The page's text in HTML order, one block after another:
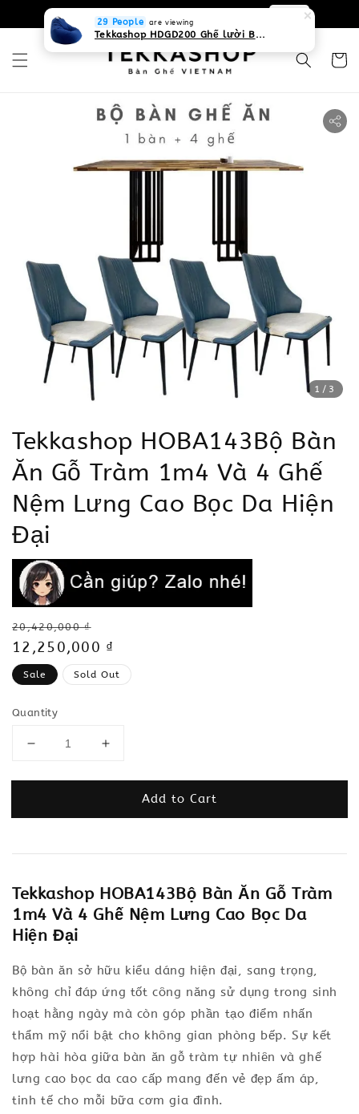
0931268840 Liên hệ với chúng tôi
1 /3
Tekkashop HOBA143Bộ Bàn
Ăn Gỗ Tràm 1m4 Và 4 Ghế
Nệm Lưng Cao Bọc Da Hiện
Đại
Regular
price
20,420,000 ₫
Sale
price
12,250,000 ₫
Sale Sold Out
Quantity
Add to Cart
Tekkashop HOBA143Bộ Bàn Ăn Gỗ Tràm
1m4 Và 4 Ghế Nệm Lưng Cao Bọc Da
Hiện Đại
Bộ bàn ăn sở hữu kiểu dáng hiện đại, sang trọng,
không chỉ đáp ứng tốt công năng sử dụng trong sinh
hoạt hằng ngày mà còn góp phần tạo điểm nhấn
thẩm mỹ nổi bật cho không gian phòng bếp. Sự kết
hợp hài hòa giữa bàn ăn gỗ tràm tự nhiên và ghế
lưng cao bọc da cao cấp mang đến vẻ đẹp ấm áp,
tinh tế cho mỗi bữa cơm gia đình.
29 People are viewing
Tekkashop HDGD200 Ghế lười Beanbag form truyền thống, chất liệu Olefin canvas kháng nước, màu xanh biển, có thể sử dụng trong nhà và cả ngoài trời, có quai xách